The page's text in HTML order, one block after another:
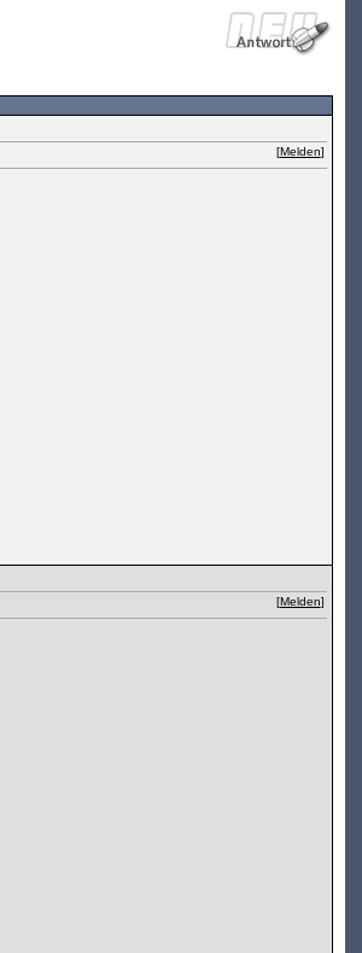
[Melden]
[Melden]